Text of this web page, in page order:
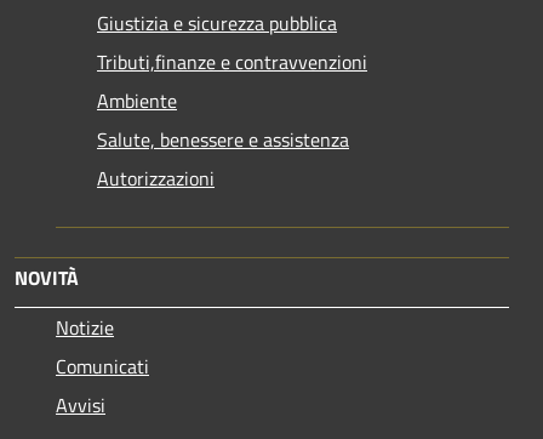
Giustizia e sicurezza pubblica
Tributi,finanze e contravvenzioni
Ambiente
Salute, benessere e assistenza
Autorizzazioni
NOVITÀ
Notizie
Comunicati
Avvisi